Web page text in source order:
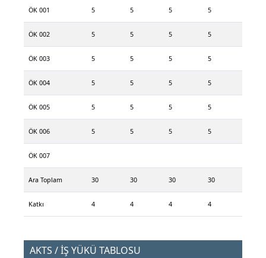
ÖK 001 5 5 5 5
ÖK 002 5 5 5 5
ÖK 003 5 5 5 5
ÖK 004 5 5 5 5
ÖK 005 5 5 5 5
ÖK 006 5 5 5 5
ÖK 007
Ara Toplam 30 30 30 30
Katkı 4 4 4 4
AKTS / İŞ YÜKÜ TABLOSU